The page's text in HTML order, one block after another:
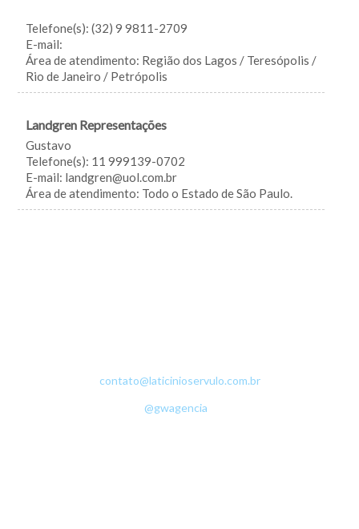
Telefone(s): (32) 9 9811-2709
E-mail:
Área de atendimento: Região dos Lagos / Teresópolis /
Rio de Janeiro / Petrópolis
Landgren Representações
Gustavo
Telefone(s): 11 999139-0702
E-mail: landgren@uol.com.br
Área de atendimento: Todo o Estado de São Paulo.
contato@laticinioservulo.com.br
@gwagencia